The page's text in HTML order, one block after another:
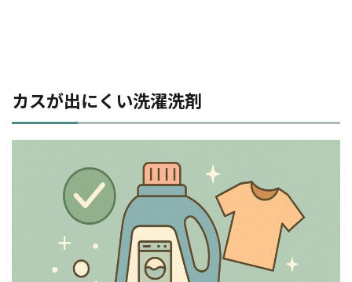
カスが出にくい洗濯洗剤